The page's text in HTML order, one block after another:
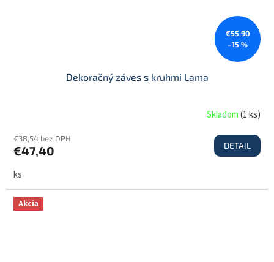
€55,90
–15 %
Dekoračný záves s kruhmi Lama
Skladom(1 ks)
€38,54 bez DPH
€47,40 DETAIL
ks
Akcia